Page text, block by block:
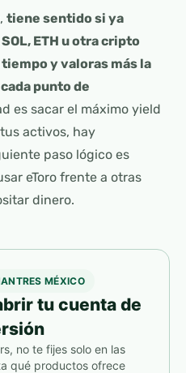
tiene sentido si ya
ETH u otra cripto
y valoras más la
punto de
es sacar el máximo yield
activos, hay
paso lógico es
eToro frente a otras
dinero.
MÉXICO
tu cuenta de
no te fijes solo en las
qué productos ofrece